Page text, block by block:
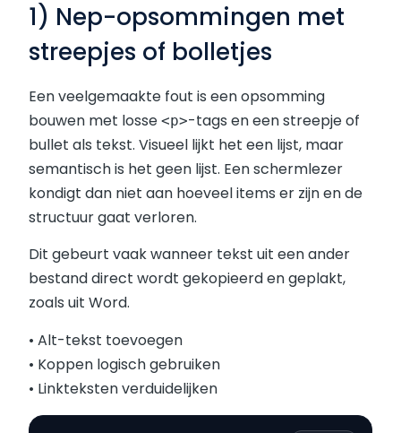
1) Nep-opsommingen met
streepjes of bolletjes
Een veelgemaakte fout is een opsomming
bouwen met losse<p>-tags en een streepje of
bullet als tekst. Visueel lijkt het een lijst, maar
semantisch is het geen lijst. Een schermlezer
kondigt dan niet aan hoeveel items er zijn en de
structuur gaat verloren.
Dit gebeurt vaak wanneer tekst uit een ander
bestand direct wordt gekopieerd en geplakt,
zoals uit Word.
• Alt-tekst toevoegen
• Koppen logisch gebruiken
• Linkteksten verduidelijken